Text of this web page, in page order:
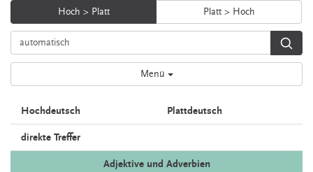
Hoch > Platt Platt > Hoch
Menü
Hochdeutsch Plattdeutsch
direkte Treffer
Adjektive und Adverbien